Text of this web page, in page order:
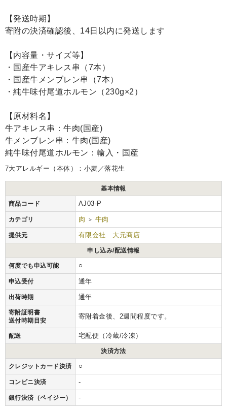
【発送時期】
寄附の決済確認後、14日以内に発送します
【内容量・サイズ等】
・国産牛アキレス串（7本）
・国産牛メンブレン串（7本）
・純牛味付尾道ホルモン（230g×2）
【原材料名】
牛アキレス串：牛肉(国産)
牛メンブレン串：牛肉(国産)
純牛味付尾道ホルモン：輸入・国産
7大アレルギー（本体）：小麦／落花生
基本情報
商品コード AJ03-P
カテゴリ 肉 > 牛肉
提供元 有限会社 大元商店
申し込み/配送情報
何度でも申込可能 ○
申込受付 通年
出荷時期 通年
寄附証明書
送付時期目安
寄附着金後、2週間程度です。
配送 宅配便（冷蔵/冷凍）
決済方法
クレジットカード決済 ○
コンビニ決済 -
銀行決済（ペイジー） -